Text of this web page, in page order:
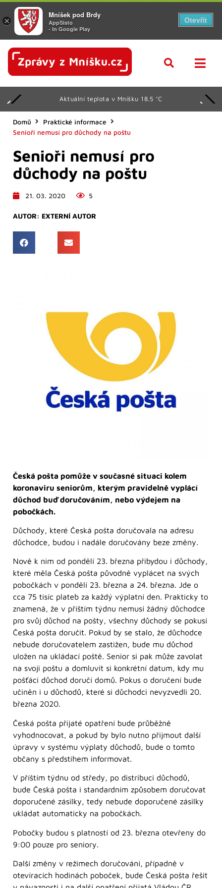
Aktuální teplota v Mníšku 18.5 °C
Domů
Praktické informace
Senioři nemusí pro důchody na poštu
Senioři nemusí pro
důchody na poštu
21. 03. 2020 5
AUTOR: EXTERNÍ AUTOR
Česká pošta pomůže v současné situaci kolem
koronaviru seniorům, kterým pravidelně vyplácí
důchod buď doručováním, nebo výdejem na
pobočkách.
Důchody, které Česká pošta doručovala na adresu
důchodce, budou i nadále doručovány beze změny.
Nově k nim od pondělí 23. března přibydou i důchody,
které měla Česká pošta původně vyplácet na svých
pobočkách v pondělí 23. března a 24. března. Jde o
cca 75 tisíc plateb za každý výplatní den. Prakticky to
znamená, že v příštím týdnu nemusí žádný důchodce
pro svůj důchod na pošty, všechny důchody se pokusí
Česká pošta doručit. Pokud by se stalo, že důchodce
nebude doručovatelem zastižen, bude mu důchod
uložen na ukládací poště. Senior si pak může zavolat
na svoji poštu a domluvit si konkrétní datum, kdy mu
pošťáci důchod doručí domů. Pokus o doručení bude
učiněn i u důchodů, které si důchodci nevyzvedli 20.
března 2020.
Česká pošta přijaté opatření bude průběžně
vyhodnocovat, a pokud by bylo nutno přijmout další
úpravy v systému výplaty důchodů, bude o tomto
občany s předstihem informovat.
V příštím týdnu od středy, po distribuci důchodů,
bude Česká pošta i standardním způsobem doručovat
doporučené zásilky, tedy nebude doporučené zásilky
ukládat automaticky na pobočkách.
Pobočky budou s platností od 23. března otevřeny do
9:00 pouze pro seniory.
Další změny v režimech doručování, případně v
otevíracích hodinách poboček, bude Česká pošta řešit
×
Mníšek pod Brdy
AppSisto
- In Google Play
Otevřít